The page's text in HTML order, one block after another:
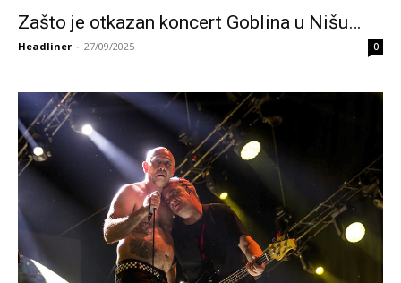
Zašto je otkazan koncert Goblina u Nišu…
Headliner - 27/09/2025 0